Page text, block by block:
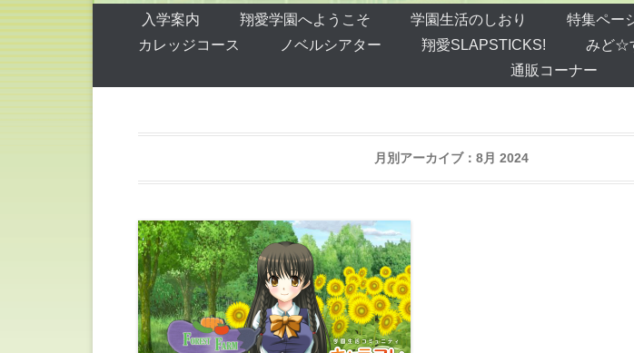
第1メニュー
コンテンツへ移動
入学案内 翔愛学園へようこそ 学園生活のしおり 特集ペー
カレッジコース
ノベルシアター 翔愛SLAPSTICKS! みど☆
通販コーナー
月別アーカイブ： 8月 2024